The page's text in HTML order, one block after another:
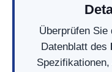
Überprüfen
Datenblatt des